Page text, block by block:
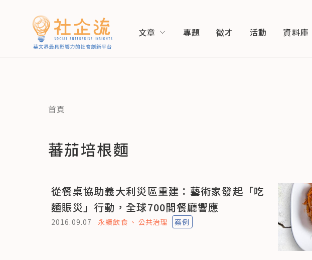
文章 專題 徵才 活動 資料庫
首頁
蕃茄培根麵
從餐桌協助義大利災區重建：藝術家發起「吃
麵賑災」行動，全球700間餐廳響應
2016.09.07 永續飲食 公共治理 案例